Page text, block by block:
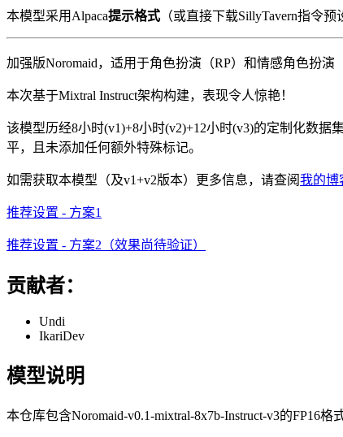
本模型采用Alpaca提示格式 （或直接下载SillyTavern指令预
加强版Noromaid，适用于角色扮演（RP）和情感角色扮演
本次基于Mixtral Instruct架构构建，表现令人惊艳！
该模型历经8小时(v1)+8小时(v2)+12小时(v3)的定制化数据
平，且未添加任何额外特殊标记。
如需获取本模型（及v1+v2版本）更多信息，请查阅我的博
推荐设置 - 方案1
推荐设置 - 方案2（效果尚待验证）
贡献者：
Undi
IkariDev
模型说明
本仓库包含Noromaid-v0.1-mixtral-8x7b-Instruct-v3的FP16格